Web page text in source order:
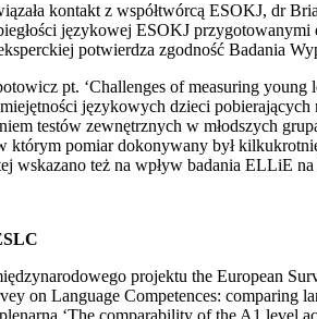
kontakt z współtwórcą ESOKJ, dr
językowej ESOKJ
potwierdza zgodność Badania
pt. ‘Challenges of measuring
językowych dzieci pobierających
testów zewnętrznych w młodszych
którym pomiar dokonywany był
wskazano też na wpływ badania ELLiE
projektu the European
on Language Competences: